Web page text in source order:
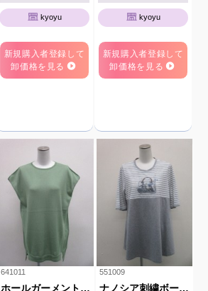
kyoyu
新規購入者登録して
卸価格を見る
kyoyu
新規購入者登録して
卸価格を見る
641011
ホールガーメントチュニック
551009
ナノシア刺繍ボーダーTシャツ